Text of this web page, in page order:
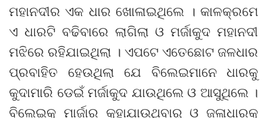
ମହାନଦୀର ଏକ ଧାର ଖୋଳାଇଥିଲେ । କାଳକ୍ରମେ
ଏ ଧାରଟି ବଢିବାରେ ଲାଗିଲା ଓ ମର୍ଜାକୁଦ ମହାନଦୀ
ମଝିରେ ରହିଯାଇଥିଲା । ଏପଟେ ଏତେଛୋଟ ଜଳଧାର
ପ୍ରବାହିତ ହେଉଥିଲା ଯେ ବିଲେଇମାନେ ଧାରକୁ
କୁଦାମାରି ଡେଇଁ ମର୍ଜାକୁଦ ଯାଉଥିଲେ ଓ ଆସୁଥିଲେ ।
ବିଲେଇକୁ ମାର୍ଜାର କୁହାଯାଉଥିବାରୁ ଓ ଜଳାଧାରକୁ